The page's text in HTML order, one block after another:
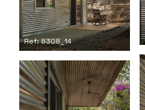
Ref: 8308_14